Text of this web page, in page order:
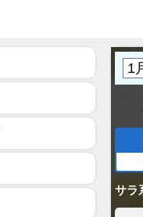
サラ